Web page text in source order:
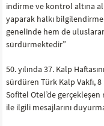
indirme ve kontrol altına
yaparak halkı
genelinde hem de
sürdürmektedir”
50. yılında 37. Kalp
sürdüren Türk Kalp Vakfı, 8
Sofitel Otel’de gerçekleşen
ile ilgili mesajlarını